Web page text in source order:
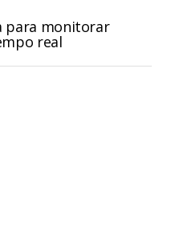
para monitorar
real